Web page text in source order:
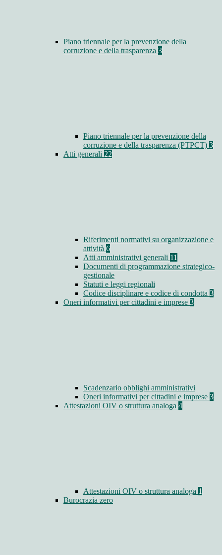
Piano triennale per la prevenzione della
corruzione e della trasparenza 3
Piano triennale per la prevenzione della
corruzione e della trasparenza (PTPCT) 3
Atti generali 22
Riferimenti normativi su organizzazione e
attività 6
Atti amministrativi generali 11
Documenti di programmazione strategico-
gestionale
Statuti e leggi regionali
Codice disciplinare e codice di condotta 3
Oneri informativi per cittadini e imprese 3
Scadenzario obblighi amministrativi
Oneri informativi per cittadini e imprese 3
Attestazioni OIV o struttura analoga 4
Attestazioni OIV o struttura analoga 1
Burocrazia zero